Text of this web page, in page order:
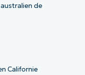
de
Californie